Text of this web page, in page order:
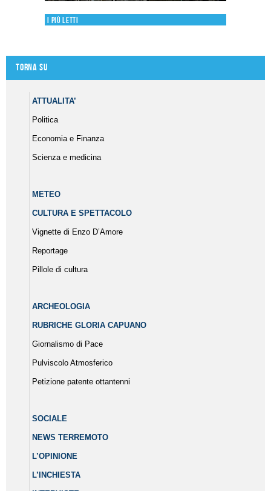
I più letti
Torna su
ATTUALITA’
Politica
Economia e Finanza
Scienza e medicina
METEO
CULTURA E SPETTACOLO
Vignette di Enzo D’Amore
Reportage
Pillole di cultura
ARCHEOLOGIA
RUBRICHE GLORIA CAPUANO
Giornalismo di Pace
Pulviscolo Atmosferico
Petizione patente ottantenni
SOCIALE
NEWS TERREMOTO
L’OPINIONE
L’INCHIESTA